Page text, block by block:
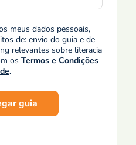
meus dados pessoais,
de: envio do guia e de
relevantes sobre literacia
os Termos e Condições
.
guia